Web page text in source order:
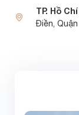
TP. Hồ
Điền, Quận